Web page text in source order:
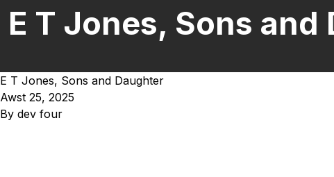
E T Jones, Sons and
E T Jones, Sons and Daughter
Awst 25, 2025
By dev four